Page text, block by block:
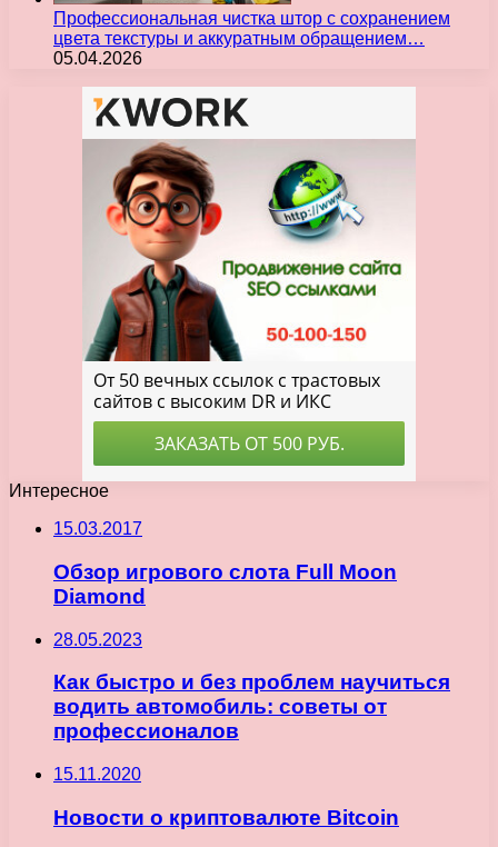
Профессиональная чистка штор с сохранением
цвета текстуры и аккуратным обращением…
05.04.2026
Интересное
15.03.2017
Обзор игрового слота Full Moon
Diamond
28.05.2023
Как быстро и без проблем научиться
водить автомобиль: советы от
профессионалов
15.11.2020
Новости о криптовалюте Bitcoin